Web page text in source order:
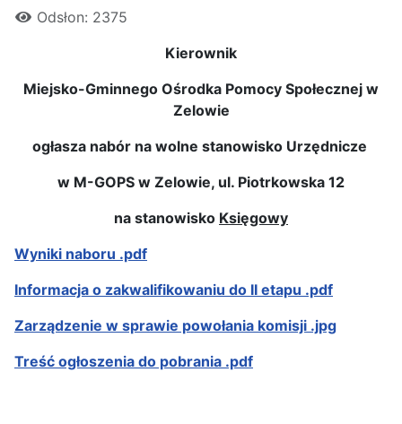
Odsłon: 2375
Kierownik
Miejsko-Gminnego Ośrodka Pomocy Społecznej w
Zelowie
ogłasza nabór na wolne stanowisko Urzędnicze
w M-GOPS w Zelowie, ul. Piotrkowska 12
na stanowisko Księgowy
Wyniki naboru .pdf
Informacja o zakwalifikowaniu do II etapu .pdf
Zarządzenie w sprawie powołania komisji .jpg
Treść ogłoszenia do pobrania .pdf